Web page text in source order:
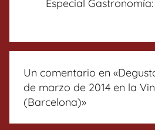
Especial
Un comentario en «
de marzo de 2014 en la
(Barcelona)»